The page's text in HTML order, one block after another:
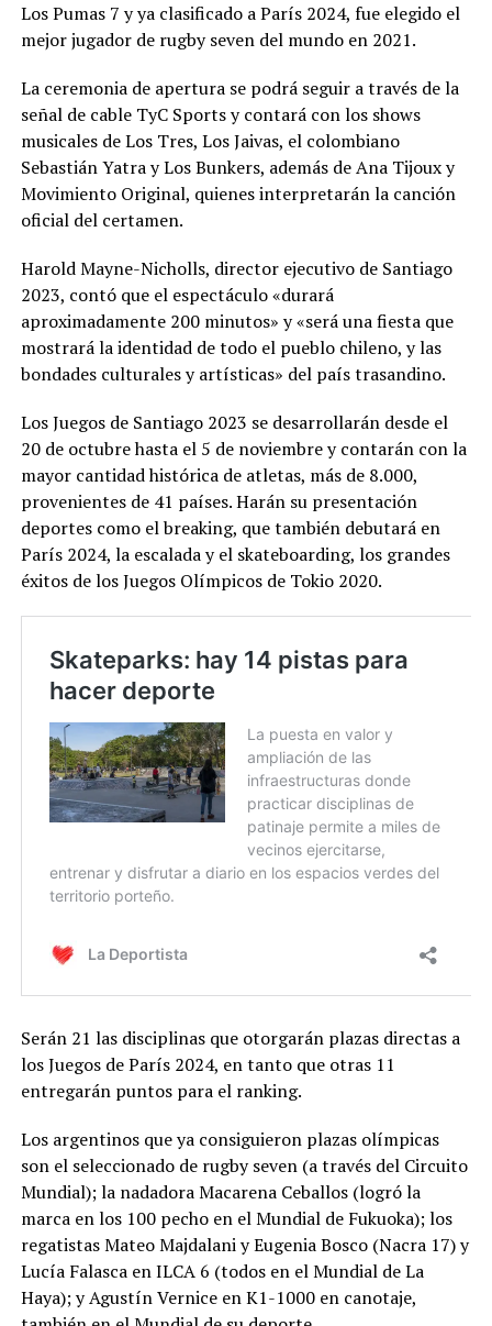
Los Pumas 7 y ya clasificado a París 2024, fue elegido el
mejor jugador de rugby seven del mundo en 2021.
La ceremonia de apertura se podrá seguir a través de la
señal de cable TyC Sports y contará con los shows
musicales de Los Tres, Los Jaivas, el colombiano
Sebastián Yatra y Los Bunkers, además de Ana Tijoux y
Movimiento Original, quienes interpretarán la canción
oficial del certamen.
Harold Mayne-Nicholls, director ejecutivo de Santiago
2023, contó que el espectáculo «durará
aproximadamente 200 minutos» y «será una fiesta que
mostrará la identidad de todo el pueblo chileno, y las
bondades culturales y artísticas» del país trasandino.
Los Juegos de Santiago 2023 se desarrollarán desde el
20 de octubre hasta el 5 de noviembre y contarán con la
mayor cantidad histórica de atletas, más de 8.000,
provenientes de 41 países. Harán su presentación
deportes como el breaking, que también debutará en
París 2024, la escalada y el skateboarding, los grandes
éxitos de los Juegos Olímpicos de Tokio 2020.
Serán 21 las disciplinas que otorgarán plazas directas a
los Juegos de París 2024, en tanto que otras 11
entregarán puntos para el ranking.
Los argentinos que ya consiguieron plazas olímpicas
son el seleccionado de rugby seven (a través del Circuito
Mundial); la nadadora Macarena Ceballos (logró la
marca en los 100 pecho en el Mundial de Fukuoka); los
regatistas Mateo Majdalani y Eugenia Bosco (Nacra 17) y
Lucía Falasca en ILCA 6 (todos en el Mundial de La
Haya); y Agustín Vernice en K1-1000 en canotaje,